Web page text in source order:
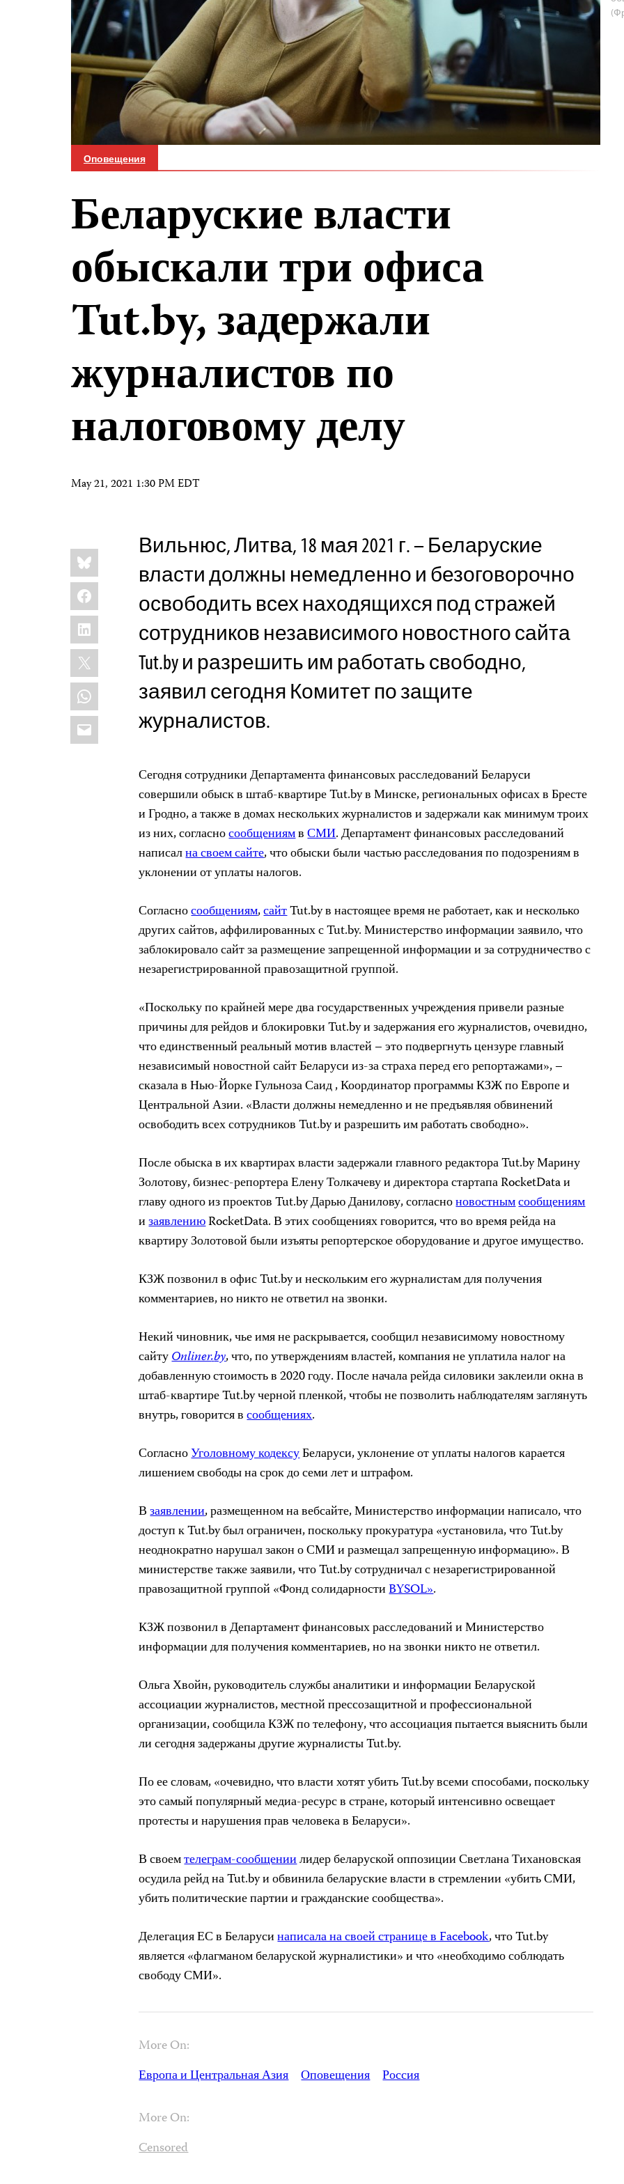
Оповещения
Беларуские власти
обыскали три офиса
Tut.by, задержали
журналистов по
налоговому делу
May 21, 2021 1:30 PM EDT
Share
this:
Bluesky
Facebook
LinkedIn
X
WhatsApp
Email
Вильнюс, Литва, 18 мая 2021 г. – Беларуские
власти должны немедленно и безоговорочно
освободить всех находящихся под стражей
сотрудников независимого новостного сайта
Tut.by и разрешить им работать свободно,
заявил сегодня Комитет по защите
журналистов.
Сегодня сотрудники Департамента финансовых расследований Беларуси
совершили обыск в штаб-квартире Tut.by в Минске, региональных офисах в Бресте
и Гродно, а также в домах нескольких журналистов и задержали как минимум троих
из них, согласносообщениямвСМИ. Департамент финансовых расследований
написална своем сайте, что обыски были частью расследования по подозрениям в
уклонении от уплаты налогов.
Согласносообщениям,сайтTut.by в настоящее время не работает, как и несколько
других сайтов, аффилированных с Tut.by. Министерство информации заявило, что
заблокировало сайт за размещение запрещенной информации и за сотрудничество с
незарегистрированной правозащитной группой.
«Поскольку по крайней мере два государственных учреждения привели разные
причины для рейдов и блокировки Tut.by и задержания его журналистов, очевидно,
что единственный реальный мотив властей – это подвергнуть цензуре главный
независимый новостной сайт Беларуси из-за страха перед его репортажами», –
сказала в Нью-Йорке Гульноза Саид , Координатор программы КЗЖ по Европе и
Центральной Азии. «Власти должны немедленно и не предъявляя обвинений
освободить всех сотрудников Tut.by и разрешить им работать свободно».
После обыска в их квартирах власти задержали главного редактора Tut.by Марину
Золотову, бизнес-репортера Елену Толкачеву и директора стартапа RocketData и
главу одного из проектов Tut.by Дарью Данилову, согласноновостнымсообщениям
изаявлениюRocketData. В этих сообщениях говорится, что во время рейда на
квартиру Золотовой были изъяты репортерское оборудование и другое имущество.
КЗЖ позвонил в офис Tut.by и нескольким его журналистам для получения
комментариев, но никто не ответил на звонки.
Некий чиновник, чье имя не раскрывается, сообщил независимому новостному
сайтуOnliner.by, что, по утверждениям властей, компания не уплатила налог на
добавленную стоимость в 2020 году. После начала рейда силовики заклеили окна в
штаб-квартире Tut.by черной пленкой, чтобы не позволить наблюдателям заглянуть
внутрь, говорится всообщениях.
СогласноУголовному кодексуБеларуси, уклонение от уплаты налогов карается
лишением свободы на срок до семи лет и штрафом.
Взаявлении, размещенном на вебсайте, Министерство информации написало, что
доступ к Tut.by был ограничен, поскольку прокуратура «установила, что Tut.by
неоднократно нарушал закон о СМИ и размещал запрещенную информацию». В
министерстве также заявили, что Tut.by сотрудничал с незарегистрированной
правозащитной группой «Фонд солидарностиBYSOL».
КЗЖ позвонил в Департамент финансовых расследований и Министерство
информации для получения комментариев, но на звонки никто не ответил.
Ольга Хвойн, руководитель службы аналитики и информации Беларуской
ассоциации журналистов, местной прессозащитной и профессиональной
организации, сообщила КЗЖ по телефону, что ассоциация пытается выяснить были
ли сегодня задержаны другие журналисты Tut.by.
По ее словам, «очевидно, что власти хотят убить Tut.by всеми способами, поскольку
это самый популярный медиа-ресурс в стране, который интенсивно освещает
протесты и нарушения прав человека в Беларуси».
В своемтелеграм-сообщениилидер беларуской оппозиции Светлана Тихановская
осудила рейд на Tut.by и обвинила беларуские власти в стремлении «убить СМИ,
убить политические партии и гражданские сообщества».
Делегация ЕС в Беларусинаписала на своей странице в Facebook, что Tut.by
является «флагманом беларуской журналистики» и что «необходимо соблюдать
свободу СМИ».
More On:
Европа и Центральная Азия Оповещения Россия
More On:
Censored